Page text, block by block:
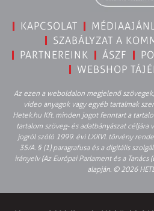
KAPCSOLAT
SZABÁLYZAT A
PARTNEREINK
ÁSZF
WEBSHOP
Az ezen a weboldalon megjelenő
video anyagok vagy egyéb tartalmak
Hetek.hu Kft. minden jogot fenntart a
tartalom szöveg- és adatbányászat céljára
jogról szóló 1999. évi LXXVI. törvény
35/A. § (1) paragrafusa és a digitális
irányelv (Az Európai Parlament és a
alapján. © 2026